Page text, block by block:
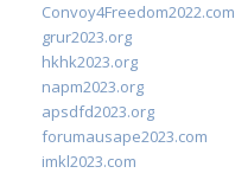
Convoy4Freedom2022.com
grur2023.org
hkhk2023.org
napm2023.org
apsdfd2023.org
forumausape2023.com
imkl2023.com